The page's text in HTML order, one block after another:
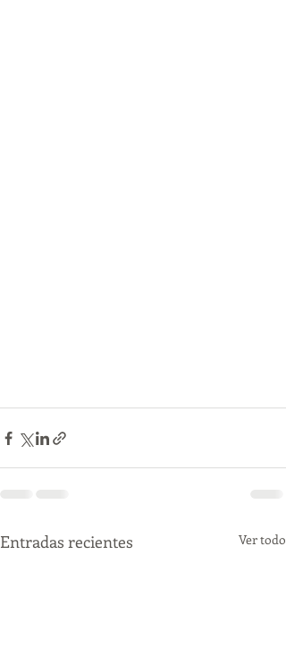
Entradas recientes Ver todo